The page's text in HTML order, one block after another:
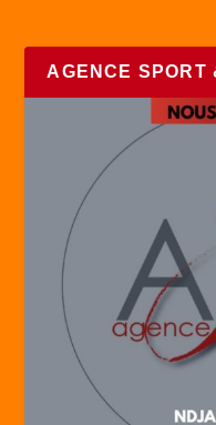
AGENCE SPORT